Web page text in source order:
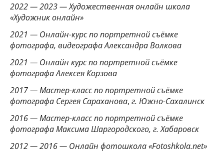
2022 — 2023 — Художественная онлайн школа
«Художник онлайн»
2021 — Онлайн-курс по портретной съёмке
фотографа, видеографа Александра Волкова
2021 — Онлайн курс по портретной съёмке
фотографа Алексея Корзова
2017 — Мастер-класс по портретной съёмке
фотографа Сергея Сараханова, г. Южно-Сахалинск
2016 — Мастер-класс по портретной съёмке
фотографа Максима Шаргородского, г. Хабаровск
2012 — 2016 — Онлайн фотошкола «Fotoshkola.net»